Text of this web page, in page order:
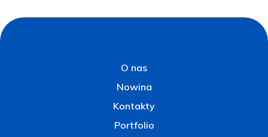
O nas
Nowina
Kontakty
Portfolio